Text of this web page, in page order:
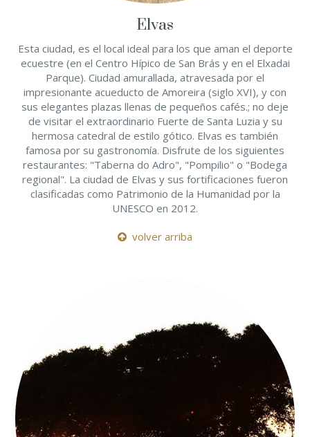
Elvas
Esta ciudad, es el local ideal para los que aman el deporte
ecuestre (en el Centro Hípico de San Brás y en el Elxadai
Parque). Ciudad amurallada, atravesada por el
impresionante acueducto de Amoreira (siglo XVI), y con
sus elegantes plazas llenas de pequeños cafés.; no deje
de visitar el extraordinario Fuerte de Santa Luzia y su
hermosa catedral de estilo gótico. Elvas es también
famosa por su gastronomía. Disfrute de los siguientes
restaurantes: "Taberna do Adro", "Pompilio" o "Bodega
regional". La ciudad de Elvas y sus fortificaciones fueron
clasificadas como Patrimonio de la Humanidad por la
UNESCO en 2012.
volver arriba